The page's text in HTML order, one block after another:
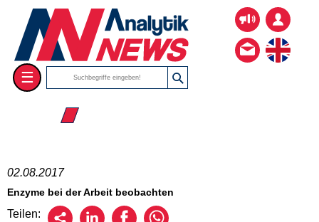
☰
☰ 2017
02.08.2017
Enzyme bei der Arbeit beobachten
Teilen: